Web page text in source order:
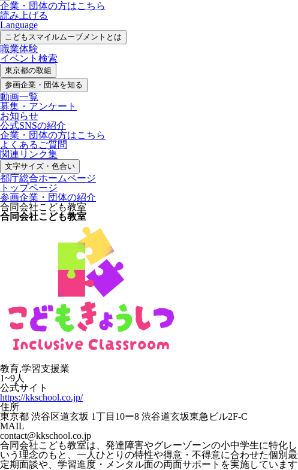
企業・団体の方はこちら
読み上げる
Language
こどもスマイルムーブメントとは
職業体験
イベント検索
東京都の取組
参画企業・ 団体を知る
動画一覧
募集・ アンケート
お知らせ
公式SNSの紹介
企業・団体の方はこちら
よくあるご質問
関連リンク集
文字サイズ・色合い
都庁総合ホームページ
トップページ
参画企業・団体の紹介
合同会社こども教室
合同会社こども教室
教育,学習支援業
1~9人
公式サイト
https://kkschool.co.jp/
住所
東京都 渋谷区道玄坂 1丁目10ー8 渋谷道玄坂東急ビル2F-C
MAIL
contact@kkschool.co.jp
合同会社こども教室は、発達障害やグレーゾーンの小中学生に特化
いう理念のもと、一人ひとりの特性や得意・不得意に合わせた個別
定期面談や、学習進度・メンタル面の両面サポートを実施しています